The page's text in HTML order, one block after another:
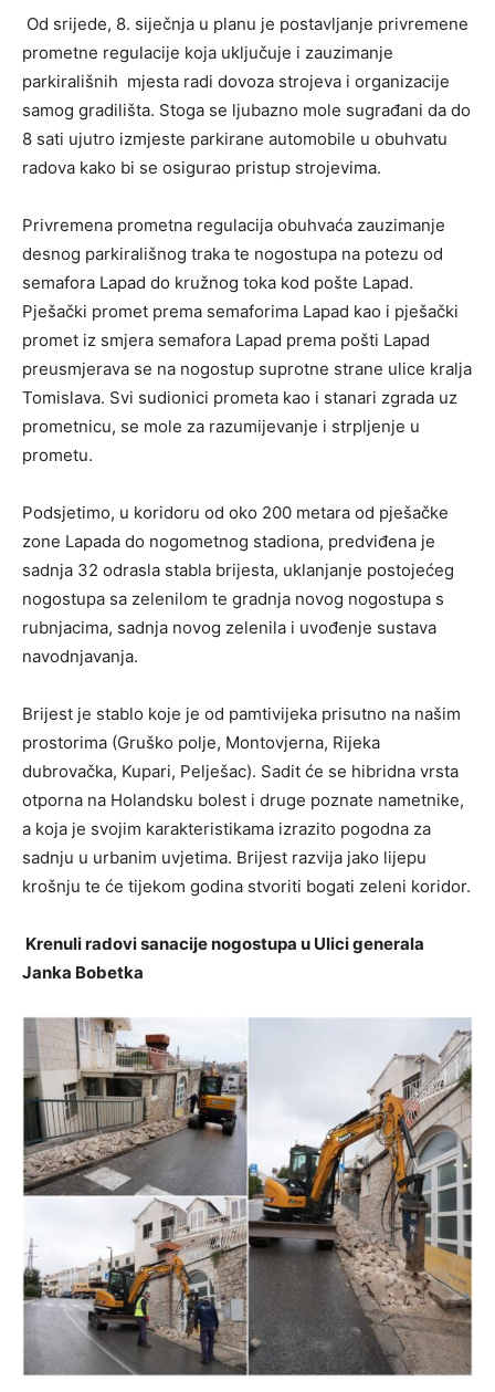
Od srijede, 8. siječnja u planu je postavljanje privremene
prometne regulacije koja uključuje i zauzimanje
parkirališnih mjesta radi dovoza strojeva i organizacije
samog gradilišta. Stoga se ljubazno mole sugrađani da do
8 sati ujutro izmjeste parkirane automobile u obuhvatu
radova kako bi se osigurao pristup strojevima.
Privremena prometna regulacija obuhvaća zauzimanje
desnog parkirališnog traka te nogostupa na potezu od
semafora Lapad do kružnog toka kod pošte Lapad.
Pješački promet prema semaforima Lapad kao i pješački
promet iz smjera semafora Lapad prema pošti Lapad
preusmjerava se na nogostup suprotne strane ulice kralja
Tomislava. Svi sudionici prometa kao i stanari zgrada uz
prometnicu, se mole za razumijevanje i strpljenje u
prometu.
Podsjetimo, u koridoru od oko 200 metara od pješačke
zone Lapada do nogometnog stadiona, predviđena je
sadnja 32 odrasla stabla brijesta, uklanjanje postojećeg
nogostupa sa zelenilom te gradnja novog nogostupa s
rubnjacima, sadnja novog zelenila i uvođenje sustava
navodnjavanja.
Brijest je stablo koje je od pamtivijeka prisutno na našim
prostorima (Gruško polje, Montovjerna, Rijeka
dubrovačka, Kupari, Pelješac). Sadit će se hibridna vrsta
otporna na Holandsku bolest i druge poznate nametnike,
a koja je svojim karakteristikama izrazito pogodna za
sadnju u urbanim uvjetima. Brijest razvija jako lijepu
krošnju te će tijekom godina stvoriti bogati zeleni koridor.
Krenuli radovi sanacije nogostupa u Ulici generala
Janka Bobetka